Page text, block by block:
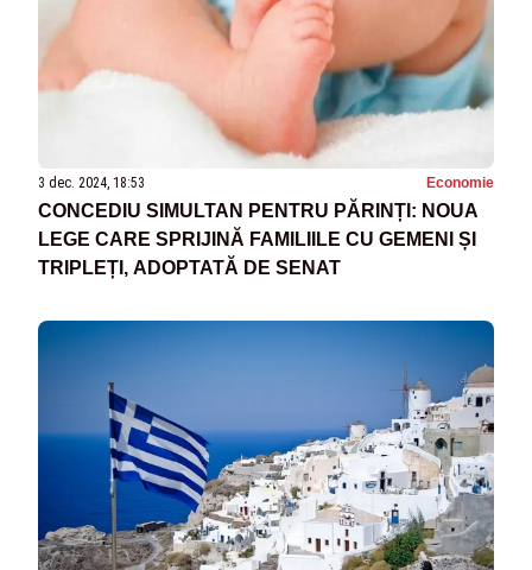
3 dec. 2024, 18:53 Economie
CONCEDIU SIMULTAN PENTRU PĂRINȚI: NOUA
LEGE CARE SPRIJINĂ FAMILIILE CU GEMENI ȘI
TRIPLEȚI, ADOPTATĂ DE SENAT